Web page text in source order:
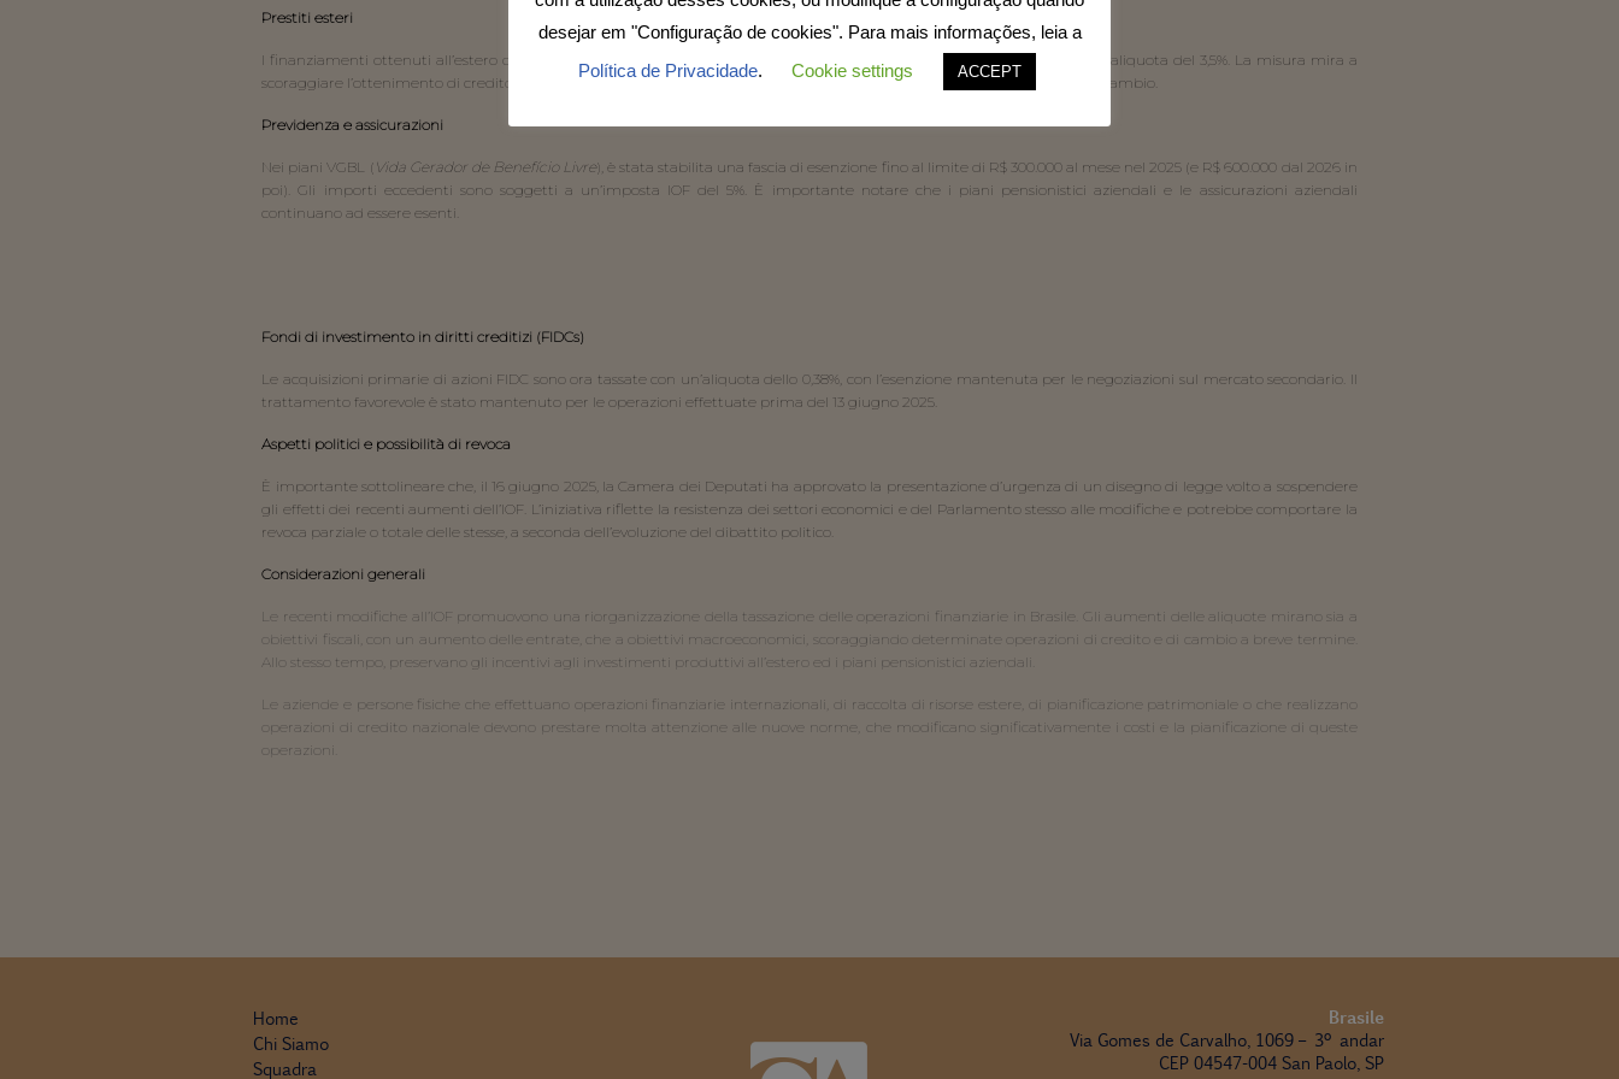
Prestiti esteri
I finanziamenti ottenuti all’estero con durata inferiore a 365 giorni, precedentemente esenti, saranno ora tassati con un’aliquota del 3,5%. La misura mira a
scoraggiare l’ottenimento di credito estero a breve termine e a ridurre le vulnerabilità associate alla volatilità del tasso di cambio.
Previdenza e assicurazioni
Nei piani VGBL ( Vida Gerador de Benefício Livre), è stata stabilita una fascia di esenzione fino al limite di R$ 300.000 al mese nel 2025 (e R$ 600.000 dal 2026 in
poi). Gli importi eccedenti sono soggetti a un’imposta IOF del 5%. È importante notare che i piani pensionistici aziendali e le assicurazioni aziendali
continuano ad essere esenti.
Fondi di investimento in diritti creditizi (FIDCs)
Le acquisizioni primarie di azioni FIDC sono ora tassate con un’aliquota dello 0,38%, con l’esenzione mantenuta per le negoziazioni sul mercato secondario. Il
trattamento favorevole è stato mantenuto per le operazioni effettuate prima del 13 giugno 2025.
Aspetti politici e possibilità di revoca
È importante sottolineare che, il 16 giugno 2025, la Camera dei Deputati ha approvato la presentazione d’urgenza di un disegno di legge volto a sospendere
gli effetti dei recenti aumenti dell’IOF. L’iniziativa riflette la resistenza dei settori economici e del Parlamento stesso alle modifiche e potrebbe comportare la
revoca parziale o totale delle stesse, a seconda dell’evoluzione del dibattito politico.
Considerazioni generali
Le recenti modifiche all’IOF promuovono una riorganizzazione della tassazione delle operazioni finanziarie in Brasile. Gli aumenti delle aliquote mirano sia a
obiettivi fiscali, con un aumento delle entrate, che a obiettivi macroeconomici, scoraggiando determinate operazioni di credito e di cambio a breve termine.
Allo stesso tempo, preservano gli incentivi agli investimenti produttivi all’estero ed i piani pensionistici aziendali.
Le aziende e persone fisiche che effettuano operazioni finanziarie internazionali, di raccolta di risorse estere, di pianificazione patrimoniale o che realizzano
operazioni di credito nazionale devono prestare molta attenzione alle nuove norme, che modificano significativamente i costi e la pianificazione di queste
operazioni.
Home
Chi Siamo
Squadra
Brasile
Via Gomes de Carvalho, 1069 – 3º andar
CEP 04547-004 San Paolo, SP
desejar em "Configuração de cookies". Para mais informações, leia a
Política de Privacidade. Cookie settings ACCEPT